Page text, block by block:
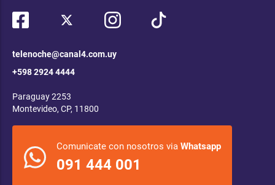
telenoche@canal4.com.uy
+598 2924 4444
Paraguay 2253
Montevideo, CP, 11800
Comunicate con nosotros via Whatsapp
091 444 001